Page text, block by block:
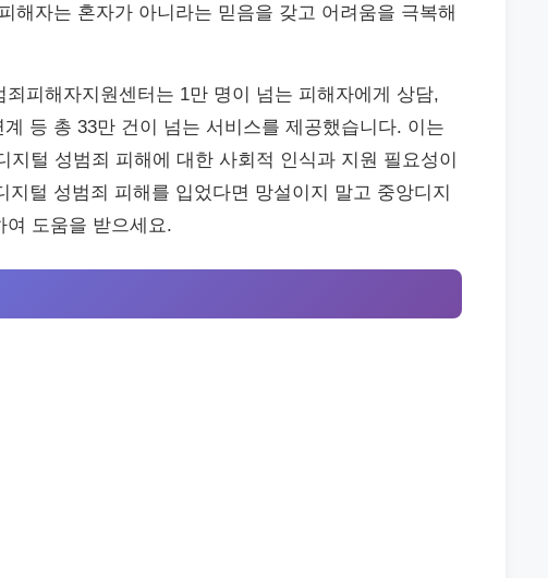
해자는 혼자가 아니라는 믿음을 갖고 어려움을 극복해
피해자지원센터는 1만 명이 넘는 피해자에게 상담,
등 총 33만 건이 넘는 서비스를 제공했습니다. 이는
지털 성범죄 피해에 대한 사회적 인식과 지원 필요성이
털 성범죄 피해를 입었다면 망설이지 말고 중앙디지
여 도움을 받으세요.